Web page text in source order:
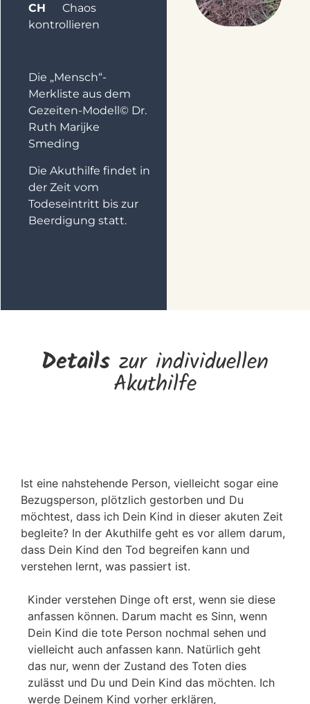
CH Chaos
kontrollieren
Die „Mensch“-
Merkliste aus dem
Gezeiten-Modell© Dr.
Ruth Marijke
Smeding
Die Akuthilfe findet in
der Zeit vom
Todeseintritt bis zur
Beerdigung statt.
Details zur individuellen
Akuthilfe
Ist eine nahstehende Person, vielleicht sogar eine
Bezugsperson, plötzlich gestorben und Du
möchtest, dass ich Dein Kind in dieser akuten Zeit
begleite? In der Akuthilfe geht es vor allem darum,
dass Dein Kind den Tod begreifen kann und
verstehen lernt, was passiert ist.
Kinder verstehen Dinge oft erst, wenn sie diese
anfassen können. Darum macht es Sinn, wenn
Dein Kind die tote Person nochmal sehen und
vielleicht auch anfassen kann. Natürlich geht
das nur, wenn der Zustand des Toten dies
zulässt und Du und Dein Kind das möchten. Ich
werde Deinem Kind vorher erklären,